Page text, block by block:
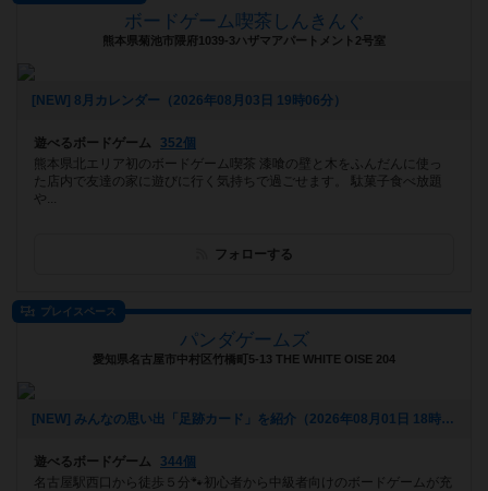
ボードゲーム喫茶しんきんぐ
熊本県菊池市隈府1039-3ハザマアパートメント2号室
[NEW] 8月カレンダー（2026年08月03日 19時06分）
遊べるボードゲーム
352個
熊本県北エリア初のボードゲーム喫茶 漆喰の壁と木をふんだんに使っ
た店内で友達の家に遊びに行く気持ちで過ごせます。 駄菓子食べ放題
や...
フォローする
プレイスペース
パンダゲームズ
愛知県名古屋市中村区竹橋町5-13 THE WHITE OISE 204
[NEW] みんなの思い出「足跡カード」を紹介（2026年08月01日 18時17分）
遊べるボードゲーム
344個
名古屋駅西口から徒歩５分🐾初心者から中級者向けのボードゲームが充